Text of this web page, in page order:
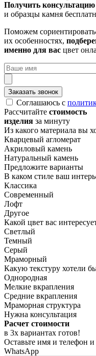
Получить консультацию
и образцы камня
Поможем
их особенностях,
именно для вас цвет
Заказать звонок
Соглашаюсь с
Рассчитайте стоимость
изделия за минуту
Из какого материала вы
Кварцевый агломерат
Акриловый камень
Натуральный камень
Предложите варианты
В каком стиле ваш
Классика
Современный
Лофт
Другое
Какой цвет вас
Светлый
Темный
Серый
Мраморный
Какую текстуру хотели
Однородная
Мелкие вкрапления
Средние вкрапления
Мраморная структура
Нужна консультация
Расчет стоимости
в 3х вариантах готов!
Оставьте имя и телефон
WhatsApp